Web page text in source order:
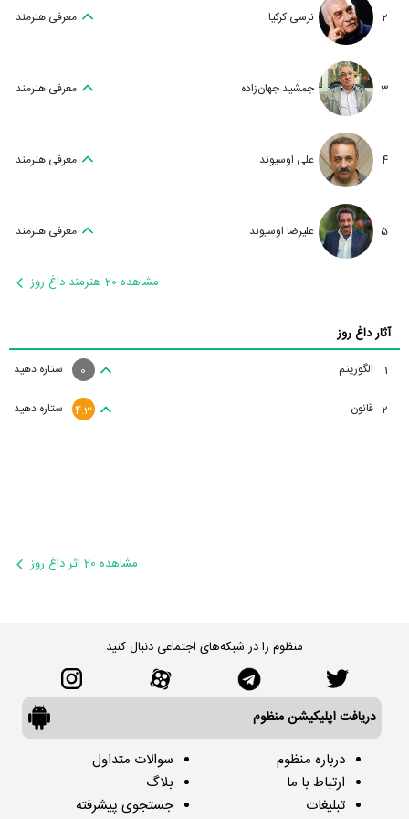
2 نرسی کرکیا معرفی هنرمند
3 جمشید جهان‌زاده معرفی هنرمند
4 علی اوسیوند معرفی هنرمند
5 علیرضا اوسیوند معرفی هنرمند
مشاهده 20 هنرمند داغ روز
آثار داغ روز
1 الگوریتم ستاره دهید 0
2 قانون ستاره دهید 4.3
مشاهده 20 اثر داغ روز
منظوم را در شبکه‌های اجتماعی دنبال کنید
دریافت اپلیکیشن منظوم
درباره منظوم
ارتباط با ما
تبلیغات
سوالات متداول
بلاگ
جستجوی پیشرفته